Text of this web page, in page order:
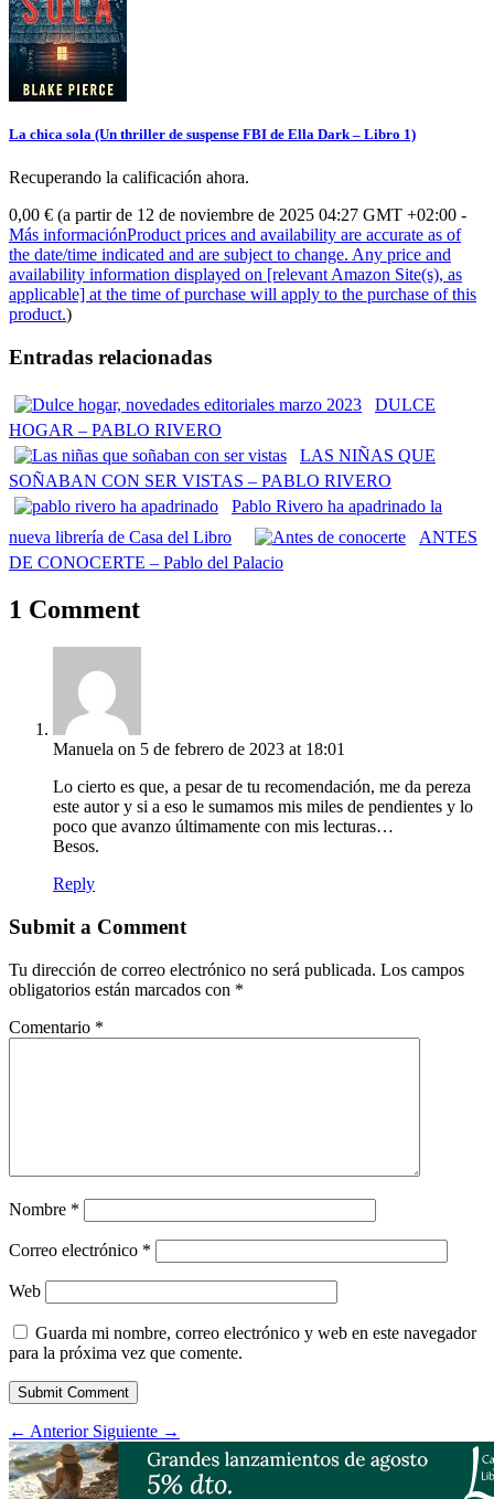
La chica sola (Un thriller de suspense FBI de Ella Dark – Libro 1)
Recuperando la calificación ahora.
0,00 € (a partir de 12 de noviembre de 2025 04:27 GMT +02:00 -
Más informaciónProduct prices and availability are accurate as of
the date/time indicated and are subject to change. Any price and
availability information displayed on [relevant Amazon Site(s), as
applicable] at the time of purchase will apply to the purchase of this
product.)
Entradas relacionadas
DULCE
HOGAR – PABLO RIVERO
LAS NIÑAS QUE
SOÑABAN CON SER VISTAS – PABLO RIVERO
Pablo Rivero ha apadrinado la
nueva librería de Casa del Libro
ANTES
DE CONOCERTE – Pablo del Palacio
1 Comment
Manuela on 5 de febrero de 2023 at 18:01
Lo cierto es que, a pesar de tu recomendación, me da pereza
este autor y si a eso le sumamos mis miles de pendientes y lo
poco que avanzo últimamente con mis lecturas…
Besos.
Reply
Submit a Comment
Tu dirección de correo electrónico no será publicada. Los campos
obligatorios están marcados con *
Comentario *
Nombre *
Correo electrónico *
Web
Guarda mi nombre, correo electrónico y web en este navegador
para la próxima vez que comente.
Submit Comment
← Anterior Siguiente →